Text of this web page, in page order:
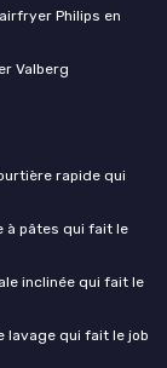
Philips en
Valberg
rapide qui
à pâtes qui fait le
inclinée qui fait le
lavage qui fait le job